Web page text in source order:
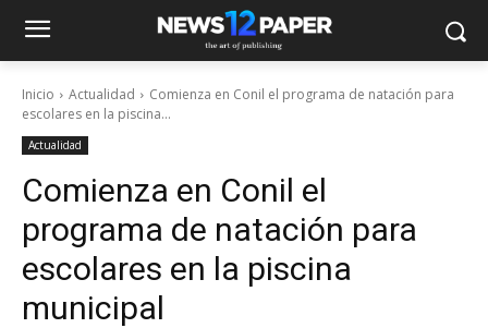
Inicio Actualidad
Comienza en Conil el programa de natación para
escolares en la piscina...
Actualidad
Comienza en Conil el
programa de natación para
escolares en la piscina
municipal